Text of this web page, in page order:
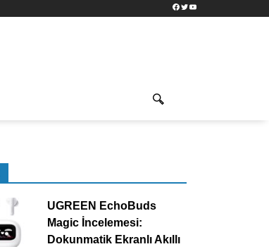
Facebook
TwitterYouTube
UGREEN EchoBuds
Magic İncelemesi:
Dokunmatik Ekranlı Akıllı